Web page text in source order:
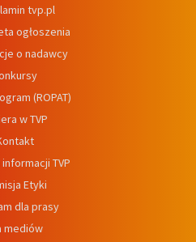
tvp.pl
ogłoszenia
o nadawcy
(ROPAT)
w TVP
TVP
Etyki
dla prasy
mediów